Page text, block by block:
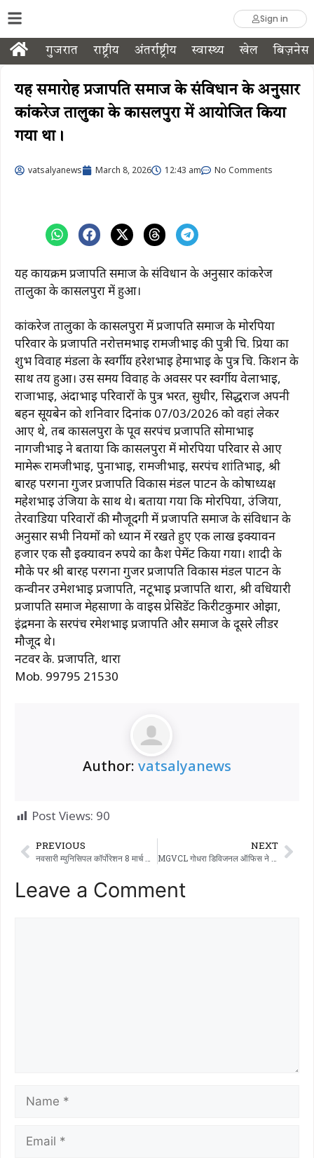
Sign in
गुजरात राष्ट्रीय अंतर्राष्ट्रीय स्वास्थ्य खेल बिज़नेस
यह समारोह प्रजापति समाज के संविधान के अनुसार
कांकरेज तालुका के कासलपुरा में आयोजित किया
गया था।
vatsalyanews March 8, 2026 12:43 am No Comments
यह कार्यक्रम प्रजापति समाज के संविधान के अनुसार कांकरेज
तालुका के कासलपुरा में हुआ।
कांकरेज तालुका के कासलपुरा में प्रजापति समाज के मोरपिया
परिवार के प्रजापति नरोत्तमभाई रामजीभाई की पुत्री चि. प्रिया का
शुभ विवाह मंडला के स्वर्गीय हरेशभाई हेमाभाई के पुत्र चि. किशन के
साथ तय हुआ। उस समय विवाह के अवसर पर स्वर्गीय वेलाभाई,
राजाभाई, अंदाभाई परिवारों के पुत्र भरत, सुधीर, सिद्धराज अपनी
बहन सूर्यबेन को शनिवार दिनांक 07/03/2026 को वहां लेकर
आए थे, तब कासलपुरा के पूर्व सरपंच प्रजापति सोमाभाई
नागजीभाई ने बताया कि कासलपुरा में मोरपिया परिवार से आए
मामेरू रामजीभाई, पुनाभाई, रामजीभाई, सरपंच शांतिभाई, श्री
बारह परगना गुर्जर प्रजापति विकास मंडल पाटन के कोषाध्यक्ष
महेशभाई उंजिया के साथ थे। बताया गया कि मोरपिया, उंजिया,
तेरवाडिया परिवारों की मौजूदगी में प्रजापति समाज के संविधान के
अनुसार सभी नियमों को ध्यान में रखते हुए एक लाख इक्यावन
हजार एक सौ इक्यावन रुपये का कैश पेमेंट किया गया। शादी के
मौके पर श्री बारह परगना गुर्जर प्रजापति विकास मंडल पाटन के
कन्वीनर उमेशभाई प्रजापति, नटूभाई प्रजापति थारा, श्री वधियारी
प्रजापति समाज मेहसाणा के वाइस प्रेसिडेंट किरीटकुमार ओझा,
इंद्रमना के सरपंच रमेशभाई प्रजापति और समाज के दूसरे लीडर
मौजूद थे।
नटवर के. प्रजापति, थारा
Mob. 99795 21530
Author: vatsalyanews
Post Views: 90
PREVIOUS
नवसारी म्युनिसिपल कॉर्पोरेशन 8 मार्च को इंटरनेशनल महिला दिवस के मौके पर फ्री सिटी बस सर्विस दे रहा है…
NEXT
MGVCL गोधरा डिविजनल ऑफिस ने बड़े पैमाने पर ‘लाइनमैन डे’ मनाया: बिजली कर्मचारियों की सेवाओं की सराहना के लिए हेल्थ चेकअप कैंप लगाया गया
Leave a Comment